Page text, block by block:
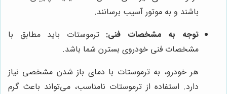
باشند و به موتور آسیب برسانند.
توجه به مشخصات فنی: ترموستات باید مطابق با
مشخصات فنی خودروی بسترن شما باشد.
هر خودرو، به ترموستات با دمای باز شدن مشخصی نیاز
دارد. استفاده از ترموستات نامناسب، می‌تواند باعث گرم